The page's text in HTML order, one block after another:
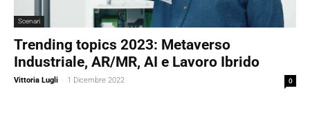
Scenari
Trending topics 2023: Metaverso
Industriale, AR/MR, AI e Lavoro Ibrido
Vittoria Lugli - 1 Dicembre 2022 0